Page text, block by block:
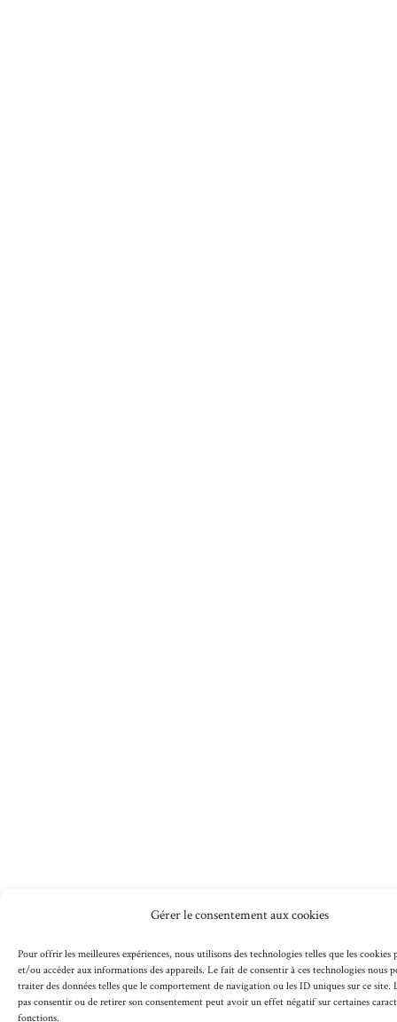
Gérer le consentement aux cookies
Pour offrir les meilleures expériences, nous utilisons des technologies telles que les cookies
et/ou accéder aux informations des appareils. Le fait de consentir à ces technologies nous
traiter des données telles que le comportement de navigation ou les ID uniques sur ce site.
pas consentir ou de retirer son consentement peut avoir un effet négatif sur certaines
fonctions.